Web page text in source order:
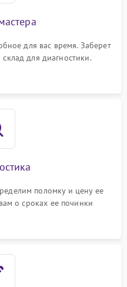
для вас время. Заберет
для диагностики.
поломку и цену ее
о сроках ее починки